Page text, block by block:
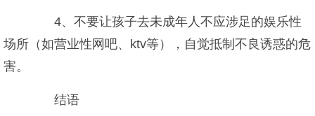
4、不要让孩子去未成年人不应涉足的娱乐性
场所（如营业性网吧、ktv等），自觉抵制不良诱惑的危
害。
结语